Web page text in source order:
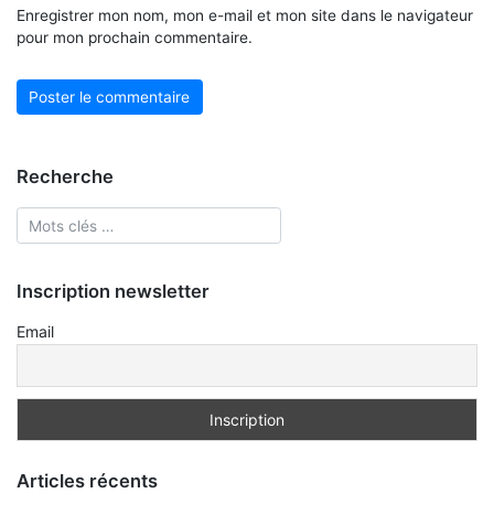
Enregistrer mon nom, mon e-mail et mon site dans le navigateur
pour mon prochain commentaire.
Recherche
Inscription newsletter
Email
Articles récents